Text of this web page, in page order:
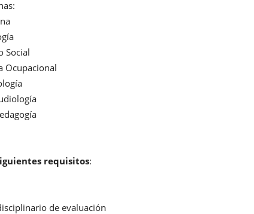
Social
Ocupacional
requisitos:
de evaluación
El presidente del Partido Justicialista bonaerense e intendente de
Esteban Echeverría, Fernando Gray, reconoció hoy que los intendentes
los jefes comunales,...